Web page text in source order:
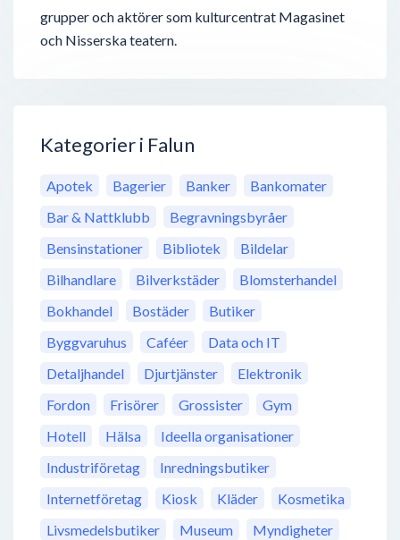
grupper och aktörer som kulturcentrat Magasinet
och Nisserska teatern.
Kategorier i Falun
Apotek Bagerier Banker
Bankomater
Bar & Nattklubb
Begravningsbyråer
Bensinstationer
Bibliotek
Bildelar
Bilhandlare
Bilverkstäder
Blomsterhandel
Bokhandel
Bostäder
Butiker
Byggvaruhus
Caféer
Data och IT
Detaljhandel
Djurtjänster
Elektronik
Fordon
Frisörer Grossister
Gym
Hotell
Hälsa
Ideella organisationer
Industriföretag
Inredningsbutiker
Internetföretag
Kiosk Kläder
Kosmetika
Livsmedelsbutiker
Museum
Myndigheter